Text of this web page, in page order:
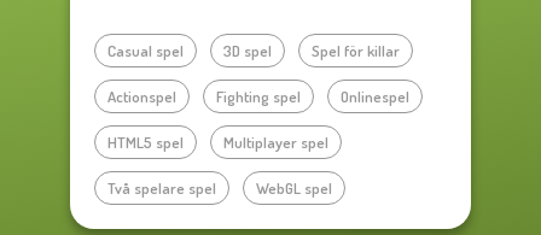
Casual spel 3D spel Spel för killar
Actionspel Fighting spel Onlinespel
HTML5 spel Multiplayer spel
Två spelare spel WebGL spel